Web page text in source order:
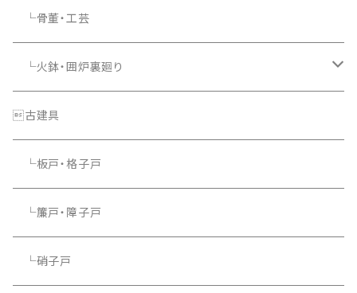
└骨董・工芸
└火鉢・囲炉裏廻り
└照明器具
古建具
└板戸・格子戸
└簾戸・障子戸
└硝子戸